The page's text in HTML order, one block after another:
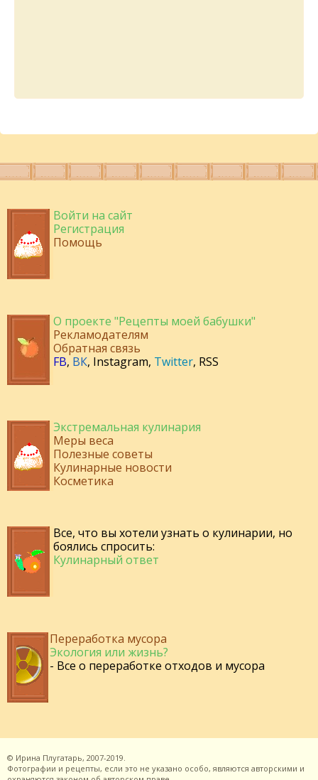
Войти на сайт
Регистрация
Помощь
О проекте "Рецепты моей бабушки"
Рекламодателям
Обратная связь
FB, ВК, Instagram, Twitter, RSS
Экстремальная кулинария
Меры веса
Полезные советы
Кулинарные новости
Косметика
Все, что вы хотели узнать о кулинарии, но
боялись спросить:
Кулинарный ответ
Переработка мусора
Экология или жизнь?
- Все о переработке отходов и мусора
© Ирина Плугатарь, 2007-2019.
Фотографии и рецепты, если это не указано особо, являются авторскими и